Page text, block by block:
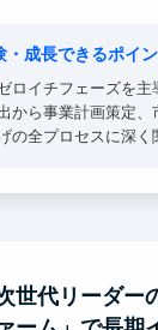
・成長できるポイ
ロイチフェーズを主
から事業計画策定
の全プロセスに深く
ーケティング、営業
世代リーダー